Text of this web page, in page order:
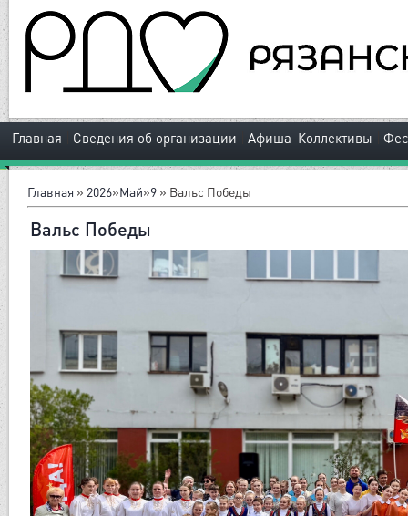
Главная Сведения об организации Афиша Коллективы
Главная » 2026»Май»9 » Вальс Победы
Вальс Победы